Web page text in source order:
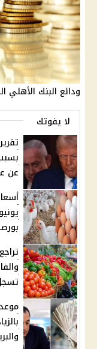
ودائع البنك الأهلي
لا يفوتك
عن